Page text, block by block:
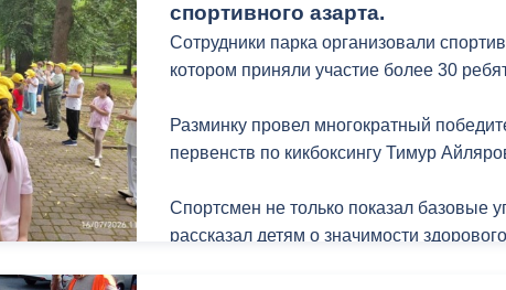
спортивного азарта.
Сотрудники парка организовали
котором приняли участие более 30
Разминку провел многократный
первенств по кикбоксингу Тимур
Спортсмен не только показал базовые
рассказал детям о значимости